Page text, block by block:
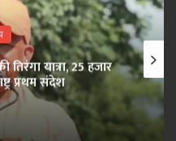
यात्रा, 25 हजार
प्रथम संदेश